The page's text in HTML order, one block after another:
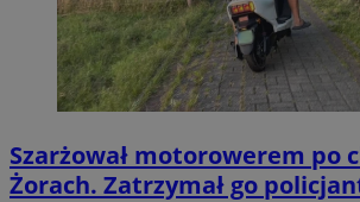
Szarżował motorowerem po
Żorach. Zatrzymał go